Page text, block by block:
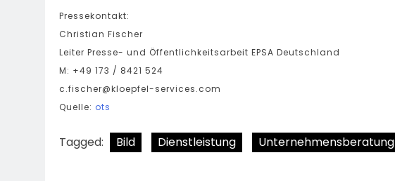
Pressekontakt:
Christian Fischer
Leiter Presse- und Öffentlichkeitsarbeit EPSA Deutschland
M: +49 173 / 8421 524
c.fischer@kloepfel-services.com
Quelle: ots
Tagged: Bild Dienstleistung Unternehmensberatung